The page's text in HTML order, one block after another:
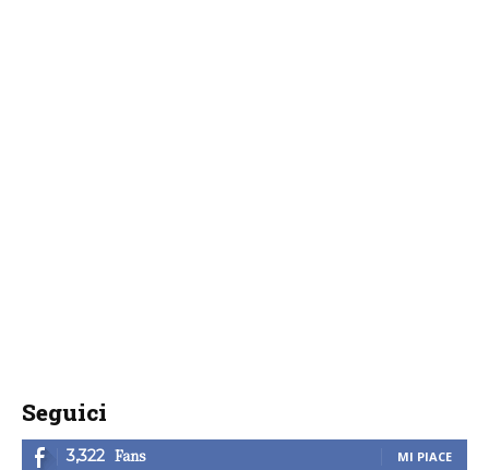
Seguici
3,322 Fans MI PIACE